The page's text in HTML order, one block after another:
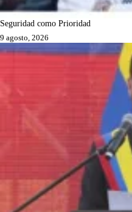
Seguridad como Prioridad
9 agosto, 2026